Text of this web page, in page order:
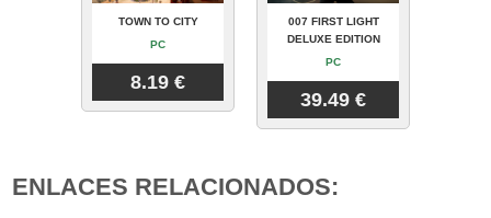
TOWN TO CITY
PC
8.19 €
007 FIRST LIGHT
DELUXE EDITION
PC
39.49 €
ENLACES RELACIONADOS: